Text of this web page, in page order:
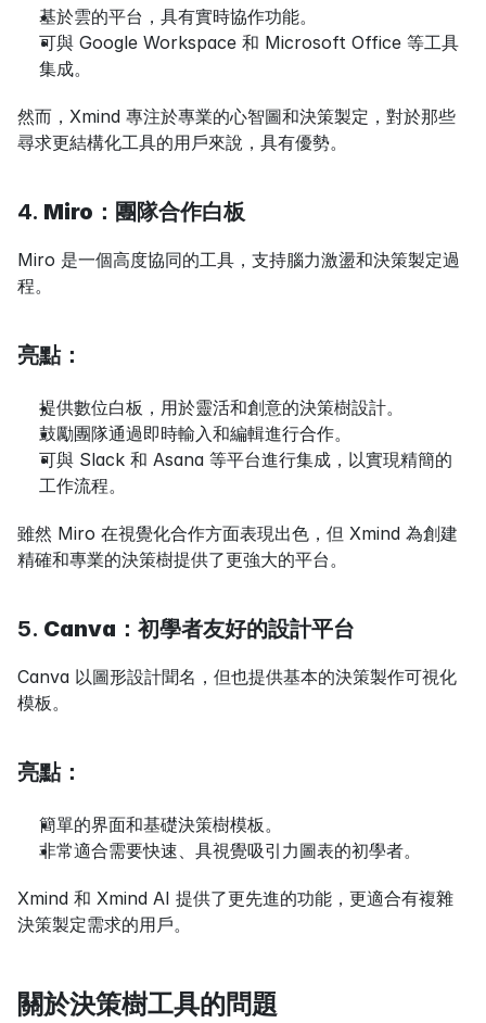
基於雲的平台，具有實時協作功能。
可與 Google Workspace 和 Microsoft Office 等工具
集成。
然而，Xmind 專注於專業的心智圖和決策製定，對於那些
尋求更結構化工具的用戶來說，具有優勢。
4. Miro：團隊合作白板
Miro 是一個高度協同的工具，支持腦力激盪和決策製定過
程。
亮點：
提供數位白板，用於靈活和創意的決策樹設計。
鼓勵團隊通過即時輸入和編輯進行合作。
可與 Slack 和 Asana 等平台進行集成，以實現精簡的
工作流程。
雖然 Miro 在視覺化合作方面表現出色，但 Xmind 為創建
精確和專業的決策樹提供了更強大的平台。
5. Canva：初學者友好的設計平台
Canva 以圖形設計聞名，但也提供基本的決策製作可視化
模板。
亮點：
簡單的界面和基礎決策樹模板。
非常適合需要快速、具視覺吸引力圖表的初學者。
Xmind 和 Xmind AI 提供了更先進的功能，更適合有複雜
決策製定需求的用戶。
關於決策樹工具的問題